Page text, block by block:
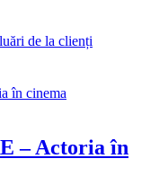
de la clienți
– Actoria în